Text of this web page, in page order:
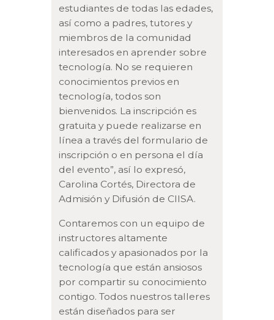
estudiantes de todas las edades,
así como a padres, tutores y
miembros de la comunidad
interesados en aprender sobre
tecnología. No se requieren
conocimientos previos en
tecnología, todos son
bienvenidos. La inscripción es
gratuita y puede realizarse en
línea a través del formulario de
inscripción o en persona el día
del evento”, así lo expresó,
Carolina Cortés, Directora de
Admisión y Difusión de CIISA.
Contaremos con un equipo de
instructores altamente
calificados y apasionados por la
tecnología que están ansiosos
por compartir su conocimiento
contigo. Todos nuestros talleres
están diseñados para ser